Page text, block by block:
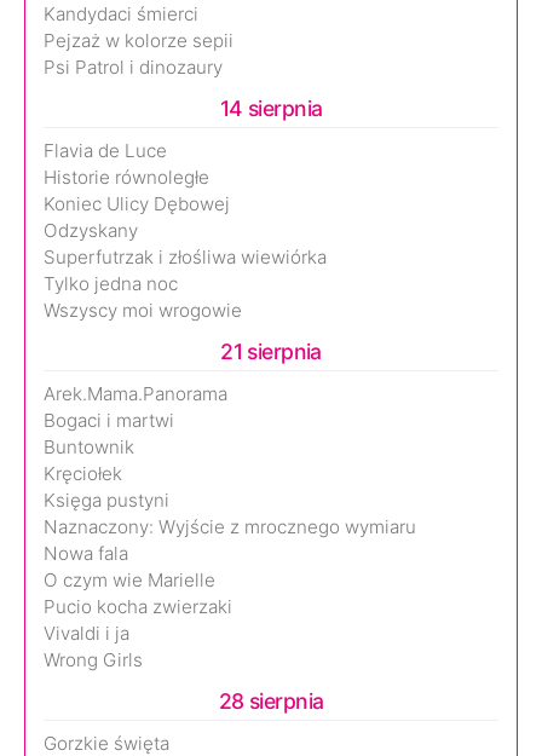
Kandydaci śmierci
Pejzaż w kolorze sepii
Psi Patrol i dinozaury
14 sierpnia
Flavia de Luce
Historie równoległe
Koniec Ulicy Dębowej
Odzyskany
Superfutrzak i złośliwa wiewiórka
Tylko jedna noc
Wszyscy moi wrogowie
21 sierpnia
Arek.Mama.Panorama
Bogaci i martwi
Buntownik
Kręciołek
Księga pustyni
Naznaczony: Wyjście z mrocznego wymiaru
Nowa fala
O czym wie Marielle
Pucio kocha zwierzaki
Vivaldi i ja
Wrong Girls
28 sierpnia
Gorzkie święta